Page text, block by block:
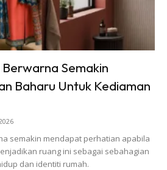
penggemburan tanah dan
kulit telur dan nasi basi. Biasanya
dapur kita setiap hari.
Semakin
Baharu Untuk Kediaman
semakin mendapat perhatian apabila
ruang ini sebagai sebahagian
dan identiti rumah.